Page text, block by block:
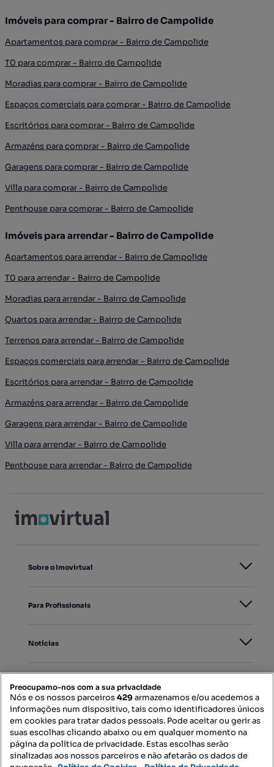
Imóveis para comprar - Bairro de Campolide
Apartamentos para comprar - Bairro de Campolide
T0 para comprar - Bairro de Campolide
Moradias para comprar - Bairro de Campolide
Espaços comerciais para comprar - Bairro de Campolide
Escritórios para comprar - Bairro de Campolide
Armazéns para comprar - Bairro de Campolide
Garagens para comprar - Bairro de Campolide
Villa para comprar - Bairro de Campolide
Penthouse para comprar - Bairro de Campolide
Imóveis para arrendar - Bairro de Campolide
Apartamentos para arrendar - Bairro de Campolide
T0 para arrendar - Bairro de Campolide
Moradias para arrendar - Bairro de Campolide
Quartos para arrendar - Bairro de Campolide
Terrenos para arrendar - Bairro de Campolide
Espaços comerciais para arrendar - Bairro de Campolide
Escritórios para arrendar - Bairro de Campolide
Armazéns para arrendar - Bairro de Campolide
Garagens para arrendar - Bairro de Campolide
Villa para arrendar - Bairro de Campolide
Penthouse para arrendar - Bairro de Campolide
Sobre o Imovirtual
Para Profissionais
Notícias
Mapa do Site
Contacte-nos
Preocupamo-nos com a sua privacidade
Nós e os nossos parceiros429armazenamos e/ou acedemos a
informações num dispositivo, tais como identificadores únicos
em cookies para tratar dados pessoais. Pode aceitar ou gerir as
suas escolhas clicando abaixo ou em qualquer momento na
página da política de privacidade. Estas escolhas serão
sinalizadas aos nossos parceiros e não afetarão os dados de